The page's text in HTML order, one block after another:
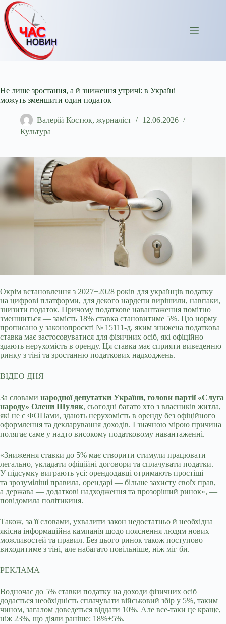
Перейти
до
вмісту
Не лише зростання, а й зниження утричі: в Україні
можуть зменшити один податок
Валерій Костюк, журналіст
12.06.2026
Культура
Окрім встановлення з 2027−2028 років для українців податку
на цифрові платформи, для декого нардепи вирішили, навпаки,
знизити податок. Причому податкове навантаження помітно
зменшиться — замість 18% ставка становитиме 5%. Цю норму
прописано у законопроєкті № 15111-д, яким знижена податкова
ставка має застосовуватися для фізичних осіб, які офіційно
здають нерухомість в оренду. Ця ставка має сприяти виведенню
ринку з тіні та зростанню податкових надходжень.
ВІДЕО ДНЯ
За словами народної депутатки України, голови партії «Слуга
народу» Олени Шуляк, сьогодні багато хто з власників житла,
які не є ФОПами, здають нерухомість в оренду без офіційного
оформлення та декларування доходів. І значною мірою причина
полягає саме у надто високому податковому навантаженні.
«Зниження ставки до 5% має створити стимули працювати
легально, укладати офіційні договори та сплачувати податки.
У підсумку виграють усі: орендодавці отримають простіші
та зрозуміліші правила, орендарі — більше захисту своїх прав,
а держава — додаткові надходження та прозоріший ринок», —
повідомила політикиня.
Також, за її словами, ухвалити закон недостатньо й необхідна
якісна інформаційна кампанія щодо пояснення людям нових
можливостей та правил. Без цього ринок також поступово
виходитиме з тіні, але набагато повільніше, ніж міг би.
РЕКЛАМА
Водночас до 5% ставки податку на доходи фізичних осіб
додасться необхідність сплачувати військовий збір у 5%, таким
чином, загалом доведеться віддати 10%. Але все-таки це краще,
ніж 23%, що діяли раніше: 18%+5%.